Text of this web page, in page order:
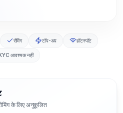
रोमिंग टॉप-अप हॉटस्पॉट
आवश्यक नहीं
के लिए अनुकूलित